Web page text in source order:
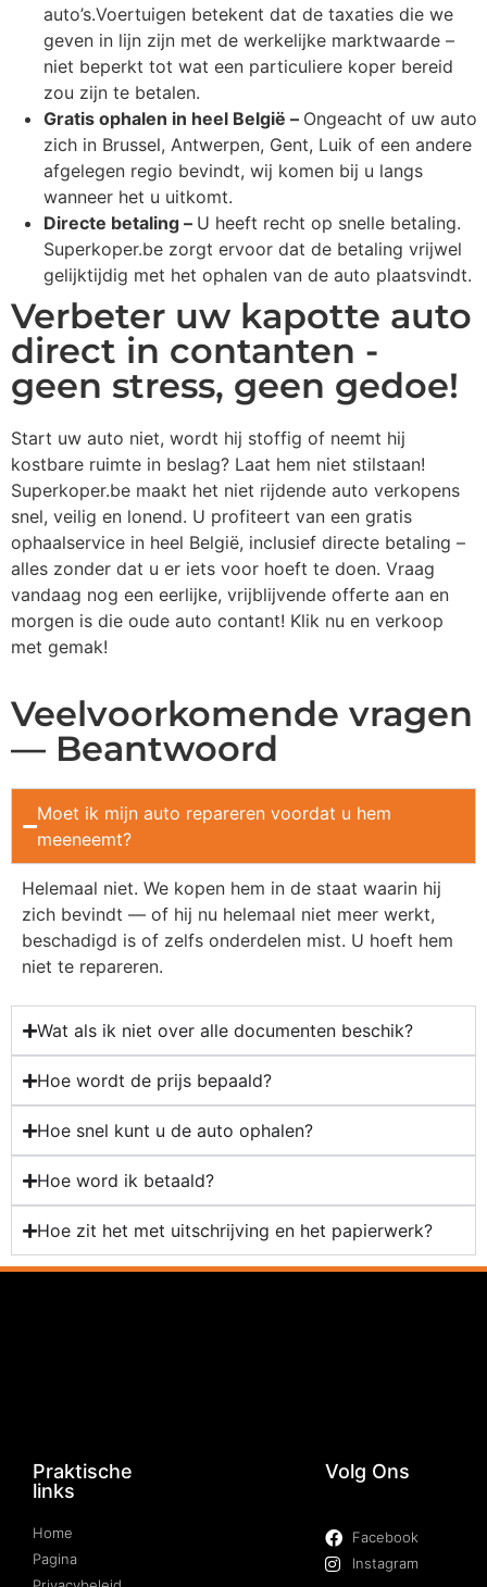
auto’s.Voertuigen betekent dat de taxaties die we
geven in lijn zijn met de werkelijke marktwaarde –
niet beperkt tot wat een particuliere koper bereid
zou zijn te betalen.
Gratis ophalen in heel België – Ongeacht of uw auto
zich in Brussel, Antwerpen, Gent, Luik of een andere
afgelegen regio bevindt, wij komen bij u langs
wanneer het u uitkomt.
Directe betaling – U heeft recht op snelle betaling.
Superkoper.be zorgt ervoor dat de betaling vrijwel
gelijktijdig met het ophalen van de auto plaatsvindt.
Verbeter uw kapotte auto
direct in contanten -
geen stress, geen gedoe!
Start uw auto niet, wordt hij stoffig of neemt hij
kostbare ruimte in beslag? Laat hem niet stilstaan!
Superkoper.be maakt het niet rijdende auto verkopens
snel, veilig en lonend. U profiteert van een gratis
ophaalservice in heel België, inclusief directe betaling –
alles zonder dat u er iets voor hoeft te doen. Vraag
vandaag nog een eerlijke, vrijblijvende offerte aan en
morgen is die oude auto contant! Klik nu en verkoop
met gemak!
Veelvoorkomende vragen
— Beantwoord
Moet ik mijn auto repareren voordat u hem
meeneemt?
Helemaal niet. We kopen hem in de staat waarin hij
zich bevindt — of hij nu helemaal niet meer werkt,
beschadigd is of zelfs onderdelen mist. U hoeft hem
niet te repareren.
Wat als ik niet over alle documenten beschik?
Hoe wordt de prijs bepaald?
Hoe snel kunt u de auto ophalen?
Hoe word ik betaald?
Hoe zit het met uitschrijving en het papierwerk?
Praktische
links
Home
Pagina
Volg Ons
Facebook
Instagram